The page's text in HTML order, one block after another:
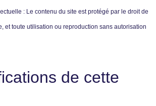
: Le contenu du site est protégé par le droit de
et toute utilisation ou reproduction sans autorisation
de cette